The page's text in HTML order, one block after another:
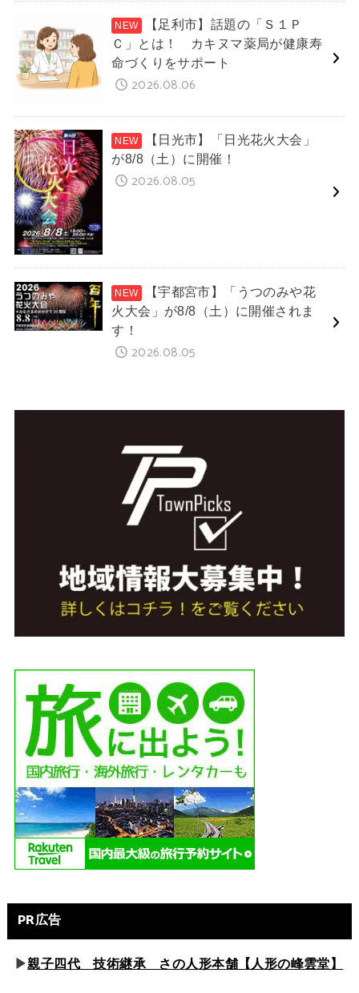
【足利市】話題の「Ｓ１Ｐ
Ｃ」とは！ カキヌマ薬局が健康寿
命づくりをサポート
2026.08.06
【日光市】「日光花火大会」
が8/8（土）に開催！
2026.08.05
【宇都宮市】「うつのみや花
火大会」が8/8（土）に開催されま
す！
2026.08.05
PR広告
▶親子四代 技術継承 さの人形本舗【人形の峰雲堂】